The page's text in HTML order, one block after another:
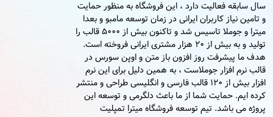
سال سابقه فعالیت دارد ، این فروشگاه به منظور حمایت
و تامین نیاز کاربران ایرانی در زمان توسعه مامبو و بعدا
میترا و جوملا تاسیس شد و تاکنون بیش از 5000 قالب را
تولید و به بیش از 20 هزار مشتری ایرانی فروخته است.
هدف ما پیشرفت روز افزون باز متن و اوپن سورس در
قالب نرم افزار جوملاست ، به همین دلیل برای این نرم
افزار بیش از 120 قالب فارسی و انگلیسی طراحی و منتشر
کرده ایم. حمایت شما از ما باعث دلگرمی و توسعه این
پروژه می باشد. تیم توسعه فروشگاه میترا تمپلیت